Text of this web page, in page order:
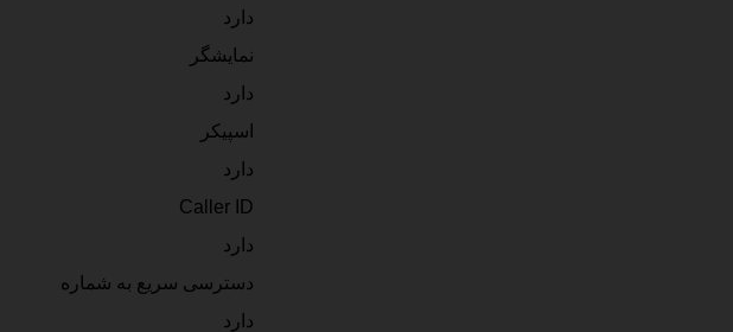
دارد
نمایشگر
دارد
اسپیکر
دارد
Caller ID
دارد
دسترسی سریع به شماره
دارد